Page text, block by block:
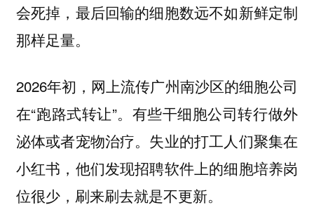
会死掉，最后回输的细胞数远不如新鲜定制
那样足量。
2026年初，网上流传广州南沙区的细胞公司
在“跑路式转让”。有些干细胞公司转行做外
泌体或者宠物治疗。失业的打工人们聚集在
小红书，他们发现招聘软件上的细胞培养岗
位很少，刷来刷去就是不更新。